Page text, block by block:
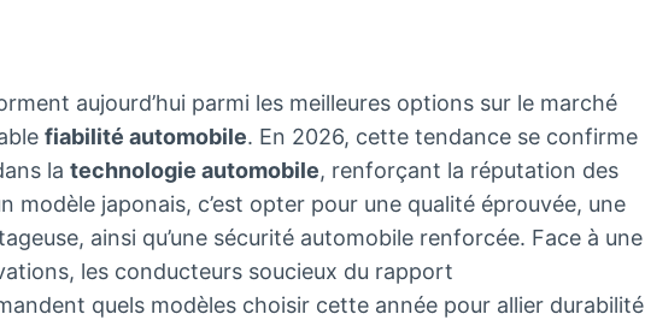
aujourd’hui parmi les meilleures options sur le marché
fiabilité automobile. En 2026, cette tendance se confirme
la technologie automobile, renforçant la réputation des
modèle japonais, c’est opter pour une qualité éprouvée, une
ainsi qu’une sécurité automobile renforcée. Face à une
les conducteurs soucieux du rapport
quels modèles choisir cette année pour allier durabilité